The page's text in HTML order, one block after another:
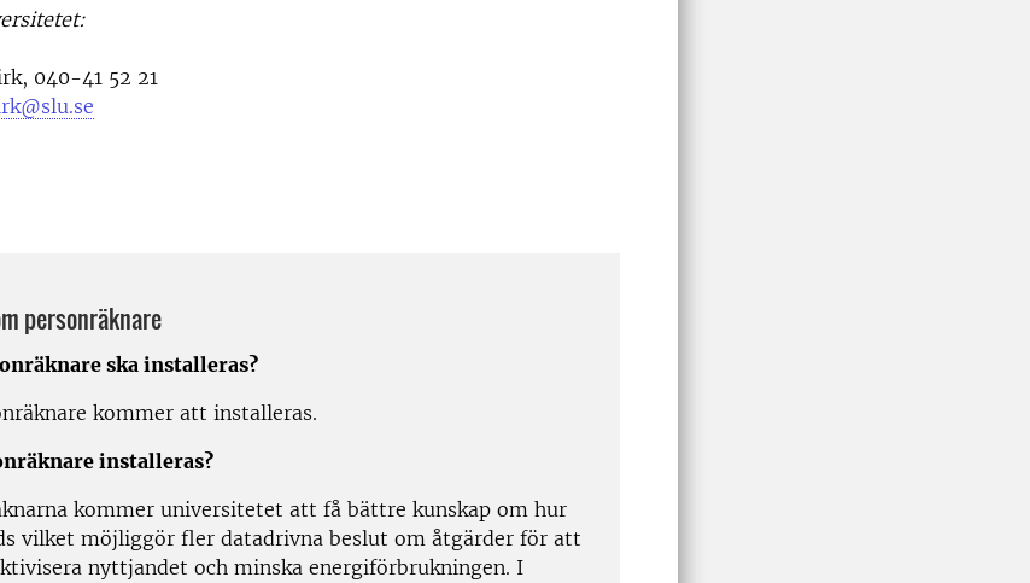
040-41 52 21
personräknare
ska installeras?
kommer att installeras.
installeras?
kommer universitetet att få bättre kunskap om hur
vilket möjliggör fler datadrivna beslut om åtgärder för att
nyttjandet och minska energiförbrukningen. I